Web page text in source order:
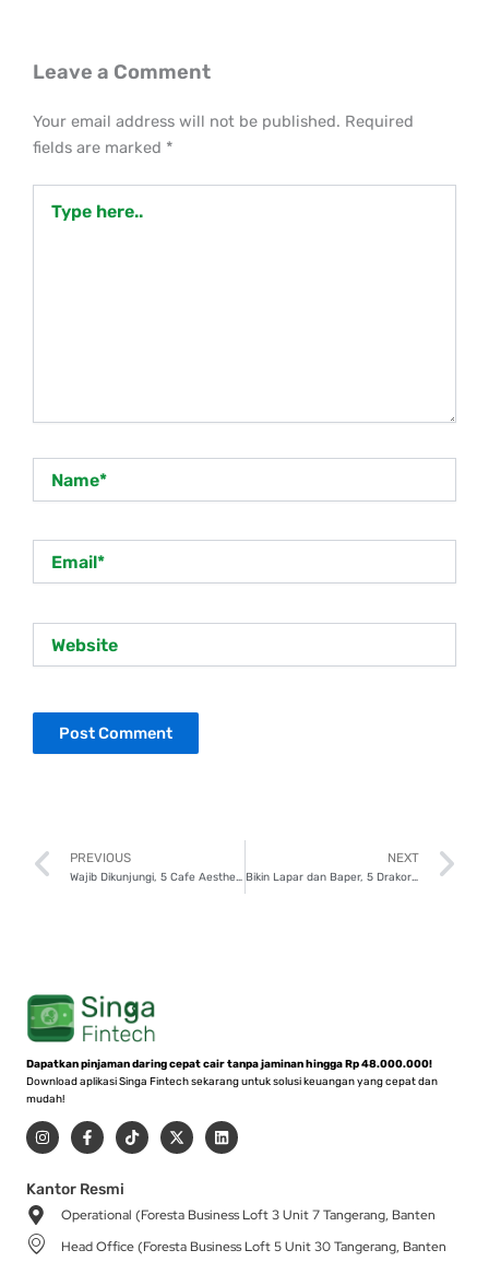
Leave a Comment
Your email address will not be published. Required
fields are marked *
here..
Prev
PREVIOUS NEXT
Bikin Lapar dan Baper, 5 Drakor Bertema Kuliner yang Wajib Ditonton!
Dapatkan pinjaman daring cepat cair tanpa jaminan hingga Rp 48.000.000!
Download aplikasi Singa Fintech sekarang untuk solusi keuangan yang cepat dan
mudah!
I
n
s
a
g
r
a
m
F
a
c
b
o
-
T
i
k
X
-
t
t
r
L
i
n
i
Kantor Resmi
Operational (Foresta Business Loft 3 Unit 7 Tangerang, Banten
Head Office (Foresta Business Loft 5 Unit 30 Tangerang, Banten